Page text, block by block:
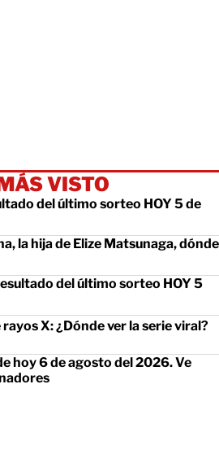
VISTO
del último sorteo HOY 5 de
la hija de Elize Matsunaga, dónde
del último sorteo HOY 5
rayos X: ¿Dónde ver la serie viral?
hoy 6 de agosto del 2026. Ve